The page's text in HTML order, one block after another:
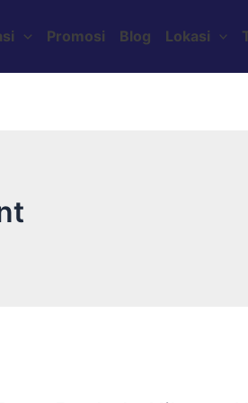
Promosi Blog Lokasi